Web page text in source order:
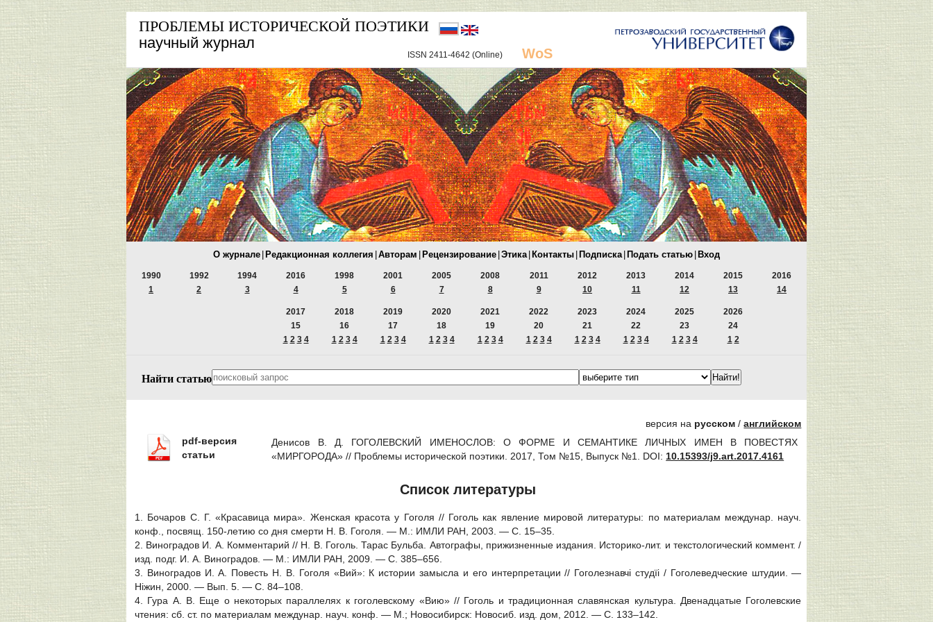
ПРОБЛЕМЫ ИСТОРИЧЕСКОЙ ПОЭТИКИ
научный журнал
ISSN 2411-4642 (Online) WoS
О журнале Редакционная коллегия Авторам Рецензирование Этика Контакты Подписка Подать статью Вход
1990
1
1992
2
1994
3
2016
4
1998
5
2001
6
2005
7
2008
8
2011
9
2012
10
2013
11
2014
12
2015
13
2016
14
2017
15
1 2 3 4
2018
16
1 2 3 4
2019
17
1 2 3 4
2020
18
1 2 3 4
2021
19
1 2 3 4
2022
20
1 2 3 4
2023
21
1 2 3 4
2024
22
1 2 3 4
2025
23
1 2 3 4
2026
24
1 2
Найти статью
версия на русском /английском
pdf-версия
статьи
Денисов В. Д. ГОГОЛЕВСКИЙ ИМЕНОСЛОВ: О ФОРМЕ И СЕМАНТИКЕ ЛИЧНЫХ ИМЕН В ПОВЕСТЯХ
«МИРГОРОДА» // Проблемы исторической поэтики. 2017, Том №15, Выпуск №1. DOI: 10.15393/j9.art.2017.4161
Список литературы
1. Бочаров С. Г. «Красавица мира». Женская красота у Гоголя // Гоголь как явление мировой литературы: по материалам междунар. науч.
конф., посвящ. 150-летию со дня смерти Н. В. Гоголя. — М.: ИМЛИ РАН, 2003. — С. 15‒35.
2. Виноградов И. А. Комментарий // Н. В. Гоголь. Тарас Бульба. Автографы, прижизненные издания. Историко-лит. и текстологический коммент. /
изд. подг. И. А. Виноградов. — М.: ИМЛИ РАН, 2009. — С. 385‒656.
3. Виноградов И. А. Повесть Н. В. Гоголя «Вий»: К истории замысла и его интерпретации // Гоголезнавчi студїi / Гоголеведческие штудии. —
Нiжин, 2000. — Вып. 5. — С. 84–108.
4. Гура А. В. Еще о некоторых параллелях к гоголевскому «Вию» // Гоголь и традиционная славянская культура. Двенадцатые Гоголевские
чтения: сб. ст. по материалам междунар. науч. конф. — М.; Новосибирск: Новосиб. изд. дом, 2012. — С. 133‒142.